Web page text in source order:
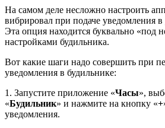
На самом деле несложно настроить
вибрировал при подаче уведомления в
Эта опция находится буквально «под
настройками будильника.
Вот какие шаги надо совершить при
уведомления в будильнике:
1. Запустите приложение «Часы»,
«Будильник» и нажмите на кнопку «+
уведомления.